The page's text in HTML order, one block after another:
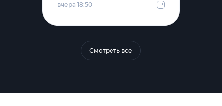
вчера 18:50
Смотреть все